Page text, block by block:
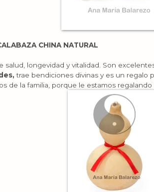
CHINA NATURAL
salud, longevidad y vitalidad. Son
trae bendiciones divinas y es un regalo
de la familia, porque le estamos regalando